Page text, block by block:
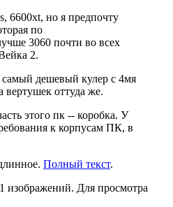
6600xt, но я предпочту
по
3060 почти во всех
2.
дешевый кулер с 4мя
вертушек оттуда же.
этого пк -- коробка. У
к корпусам ПК, в
Полный текст.
Для просмотра